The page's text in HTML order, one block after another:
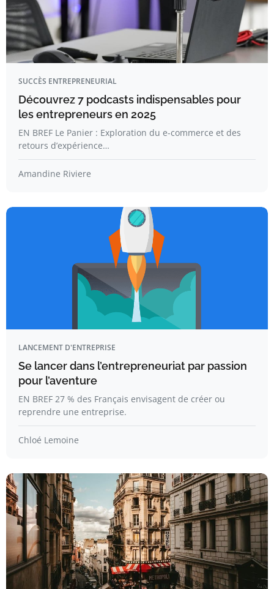
SUCCÈS ENTREPRENEURIAL
Découvrez 7 podcasts indispensables pour
les entrepreneurs en 2025
EN BREF Le Panier : Exploration du e-commerce et des
retours d’expérience…
Amandine Riviere
LANCEMENT D'ENTREPRISE
Se lancer dans l’entrepreneuriat par passion
pour l’aventure
EN BREF 27 % des Français envisagent de créer ou
reprendre une entreprise.
Chloé Lemoine